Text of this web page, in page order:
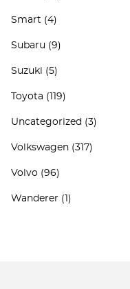
Smart (4)
Subaru (9)
Suzuki (5)
Toyota (119)
Uncategorized (3)
Volkswagen (317)
Volvo (96)
Wanderer (1)